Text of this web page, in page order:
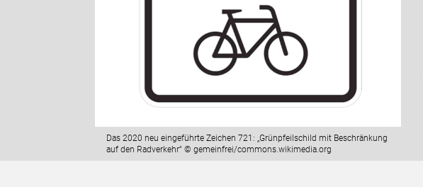
Das 2020 neu eingeführte Zeichen 721: „Grünpfeilschild mit Beschränkung
auf den Radverkehr“ © gemeinfrei/commons.wikimedia.org